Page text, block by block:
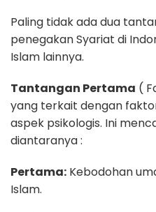
Paling tidak ada dua
penegakan Syariat di
Islam lainnya.
Tantangan Pertama (
yang terkait dengan
aspek psikologis. Ini
diantaranya :
Pertama: Kebodohan
Islam.